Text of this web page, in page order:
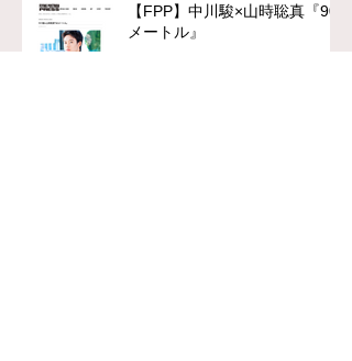
【FPP】中川駿×山時聡真『90
メートル』